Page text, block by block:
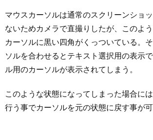
マウスカーソルは通常のスクリーンショ
ないためカメラで直撮りしたが、このよ
カーソルに黒い四角がくっついている。
ソルを合わせるとテキスト選択用の表示
ル用のカーソルが表示されてしまう。
このような状態になってしまった場合に
行う事でカーソルを元の状態に戻す事が可